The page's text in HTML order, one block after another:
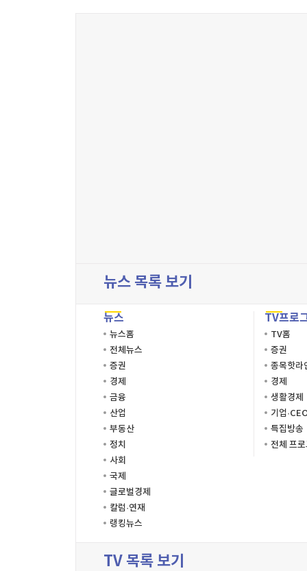
뉴스 목록 보기
뉴스
뉴스홈
전체뉴스
증권
경제
금융
산업
부동산
정치
사회
국제
글로벌경제
칼럼·연재
랭킹뉴스
TV프로
TV홈
증권
종목핫라
경제
생활경제
기업
특집방송
전체 프
TV 목록 보기